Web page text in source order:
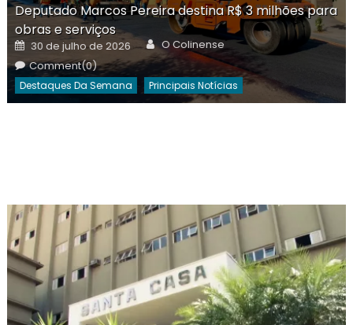
Deputado Marcos Pereira destina R$ 3 milhões para
obras e serviços
Posted
on
30 de julho de 2026 Author
O Colinense
Comment(0)
Destaques Da Semana Principais Notícias